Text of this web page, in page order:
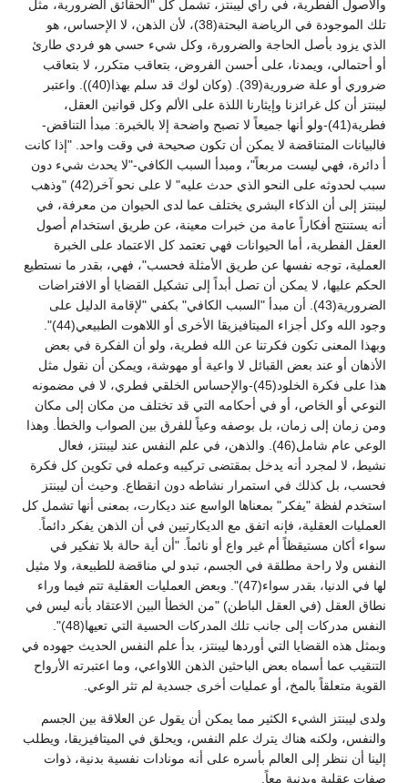
والأصول الفطرية، في رأي ليبنتز، تشمل كل "الحقائق الضرورية، مثل
تلك الموجودة في الرياضة البحتة(38)، لأن الذهن، لا الإحساس، هو
الذي يزود بأصل الحاجة والضرورة، وكل شيء حسي هو فردي طارئ
أو أحتمالي، ويمدنا، على أحسن الفروض، بتعاقب متكرر، لا بتعاقب
ضروري أو علة ضرورية(39). (وكان لوك قد سلم بهذا(40)). واعتبر
ليبنتز أن كل غرائزنا وإيثارنا اللذة على الألم وكل قوانين العقل،
فطرية(41)-ولو أنها جميعاً لا تصبح واضحة إلا بالخبرة: مبدأ التناقض-
فالبيانات المتناقضة لا يمكن أن تكون صحيحة في وقت واحد. "إذا كانت
أ دائرة، فهي ليست مربعاً"، ومبدأ السبب الكافي-"لا يحدث شيء دون
سبب لحدوثه على النحو الذي حدث عليه" لا على نحو آخر(42) "وذهب
ليبنتز إلى أن الذكاء البشري يختلف عما لدى الحيوان من معرفة، في
أنه يستنتج أفكاراً عامة من خبرات معينة، عن طريق استخدام أصول
العقل الفطرية، أما الحيوانات فهي تعتمد كل الاعتماد على الخبرة
العملية، توجه نفسها عن طريق الأمثلة فحسب"، فهي، بقدر ما نستطيع
الحكم عليها، لا يمكن أن تصل أبداً إلى تشكيل القضايا أو الافتراضات
الضرورية(43). أن مبدأ "السبب الكافي" بكفي "لإقامة الدليل على
وجود الله وكل أجزاء الميتافيزيقا الأخرى أو اللاهوت الطبيعي(44)".
وبهذا المعنى تكون فكرتنا عن الله فطرية، ولو أن الفكرة في بعض
الأذهان أو عند بعض القبائل لا واعية أو مهوشة، ويمكن أن نقول مثل
هذا على فكرة الخلود(45)-والإحساس الخلقي فطري، لا في مضمونه
النوعي أو الخاص، أو في أحكامه التي قد تختلف من مكان إلى مكان
ومن زمان إلى زمان، بل بوصفه وعياً للفرق بين الصواب والخطأ. وهذا
الوعي عام شامل(46). والذهن، في علم النفس عند ليبنتز، فعال
نشيط، لا لمجرد أنه يدخل بمقتضى تركيبه وعمله في تكوين كل فكرة
فحسب، بل كذلك في استمرار نشاطه دون انقطاع. وحيث أن ليبنتز
استخدم لفظة "يفكر" بمعناها الواسع عند ديكارت، بمعنى أنها تشمل كل
العمليات العقلية، فإنه اتفق مع الديكارتيين في أن الذهن يفكر دائماً.
سواء أكان مستيقظاً أم غير واع أو نائماً. "أن أية حالة بلا تفكير في
النفس ولا راحة مطلقة في الجسم، تبدو لي مناقضة للطبيعة، ولا مثيل
لها في الدنيا، بقدر سواء(47)". وبعض العمليات العقلية تتم فيما وراء
نطاق العقل (في العقل الباطن) "من الخطأ البين الاعتقاد بأنه ليس في
النفس مدركات إلى جانب تلك المدركات الحسية التي تعيها(48)".
وبمثل هذه القضايا التي أوردها ليبنتز، بدأ علم النفس الحديث جهوده في
التنقيب عما أسماه بعض الباحثين الذهن اللاواعي، وما اعتبرته الأرواح
القوية متعلقاً بالمخ، أو عمليات أخرى جسدية لم تثر الوعي.
ولدى ليبنتز الشيء الكثير مما يمكن أن يقول عن العلاقة بين الجسم
والنفس، ولكنه هناك يترك علم النفس، ويحلق في الميتافيزيقا، ويطلب
إلينا أن ننظر إلى العالم بأسره على أنه مونادات نفسية بدنية، ذوات
صفات عقلية وبدنية معاً.